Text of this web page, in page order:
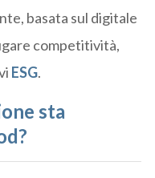
basata sul digitale
competitività,
ESG.
sta